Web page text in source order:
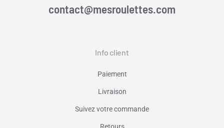
contact@mesroulettes.com
Info client
Paiement
Livraison
Suivez votre commande